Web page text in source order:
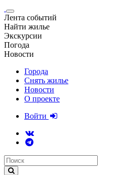
Лента событий
Найти жилье
Экскурсии
Погода
Новости
Города
Снять жилье
Новости
О проекте
Войти